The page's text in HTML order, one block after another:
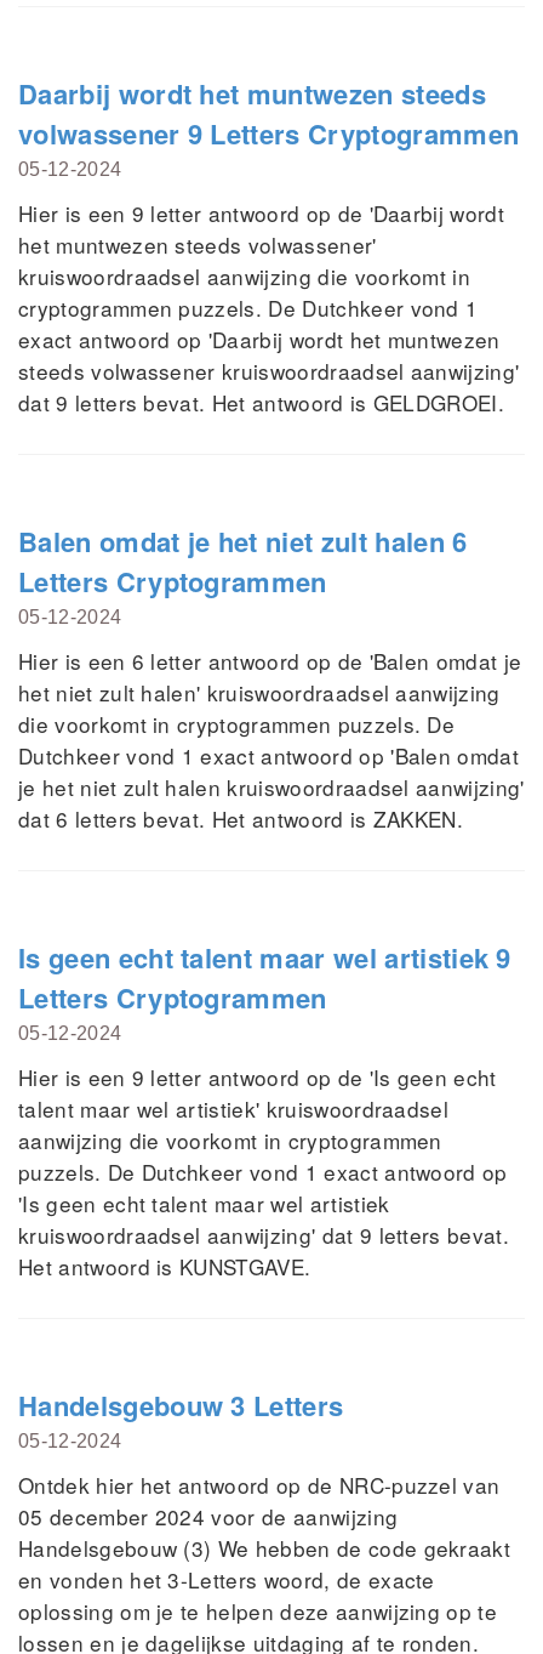
Daarbij wordt het muntwezen steeds
volwassener 9 Letters Cryptogrammen
05-12-2024
Hier is een 9 letter antwoord op de 'Daarbij wordt
het muntwezen steeds volwassener'
kruiswoordraadsel aanwijzing die voorkomt in
cryptogrammen puzzels. De Dutchkeer vond 1
exact antwoord op 'Daarbij wordt het muntwezen
steeds volwassener kruiswoordraadsel aanwijzing'
dat 9 letters bevat. Het antwoord is GELDGROEI.
Balen omdat je het niet zult halen 6
Letters Cryptogrammen
05-12-2024
Hier is een 6 letter antwoord op de 'Balen omdat je
het niet zult halen' kruiswoordraadsel aanwijzing
die voorkomt in cryptogrammen puzzels. De
Dutchkeer vond 1 exact antwoord op 'Balen omdat
je het niet zult halen kruiswoordraadsel aanwijzing'
dat 6 letters bevat. Het antwoord is ZAKKEN.
Is geen echt talent maar wel artistiek 9
Letters Cryptogrammen
05-12-2024
Hier is een 9 letter antwoord op de 'Is geen echt
talent maar wel artistiek' kruiswoordraadsel
aanwijzing die voorkomt in cryptogrammen
puzzels. De Dutchkeer vond 1 exact antwoord op
'Is geen echt talent maar wel artistiek
kruiswoordraadsel aanwijzing' dat 9 letters bevat.
Het antwoord is KUNSTGAVE.
Handelsgebouw 3 Letters
05-12-2024
Ontdek hier het antwoord op de NRC-puzzel van
05 december 2024 voor de aanwijzing
Handelsgebouw (3) We hebben de code gekraakt
en vonden het 3-Letters woord, de exacte
oplossing om je te helpen deze aanwijzing op te
lossen en je dagelijkse uitdaging af te ronden.